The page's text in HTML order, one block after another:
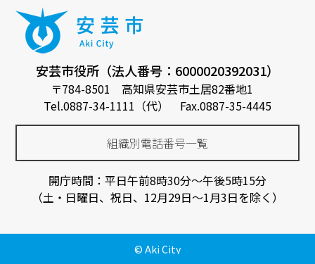
安芸市役所（法人番号：6000020392031）
〒784-8501 高知県安芸市土居82番地1
Tel.0887-34-1111（代） Fax.0887-35-4445
組織別電話番号一覧
開庁時間：平日午前8時30分～午後5時15分
（土・日曜日、祝日、12月29日～1月3日を除く）
© Aki City